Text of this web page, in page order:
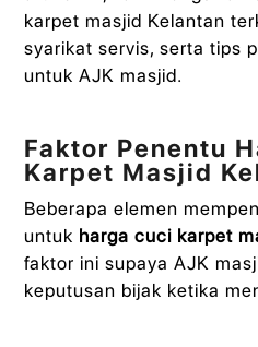
karpet masjid Kelantan
syarikat servis, serta tips
untuk AJK masjid.
Faktor Penentu
Karpet Masjid
Beberapa elemen
untuk harga cuci karpet
faktor ini supaya AJK
keputusan bijak ketika